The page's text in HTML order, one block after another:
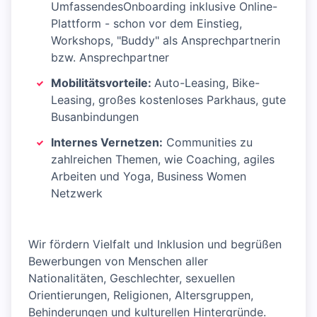
UmfassendesOnboarding inklusive Online-
Plattform - schon vor dem Einstieg,
Workshops, "Buddy" als Ansprechpartnerin
bzw. Ansprechpartner
Mobilitätsvorteile: Auto-Leasing, Bike-
Leasing, großes kostenloses Parkhaus, gute
Busanbindungen
Internes Vernetzen: Communities zu
zahlreichen Themen, wie Coaching, agiles
Arbeiten und Yoga, Business Women
Netzwerk
Wir fördern Vielfalt und Inklusion und begrüßen
Bewerbungen von Menschen aller
Nationalitäten, Geschlechter, sexuellen
Orientierungen, Religionen, Altersgruppen,
Behinderungen und kulturellen Hintergründe.